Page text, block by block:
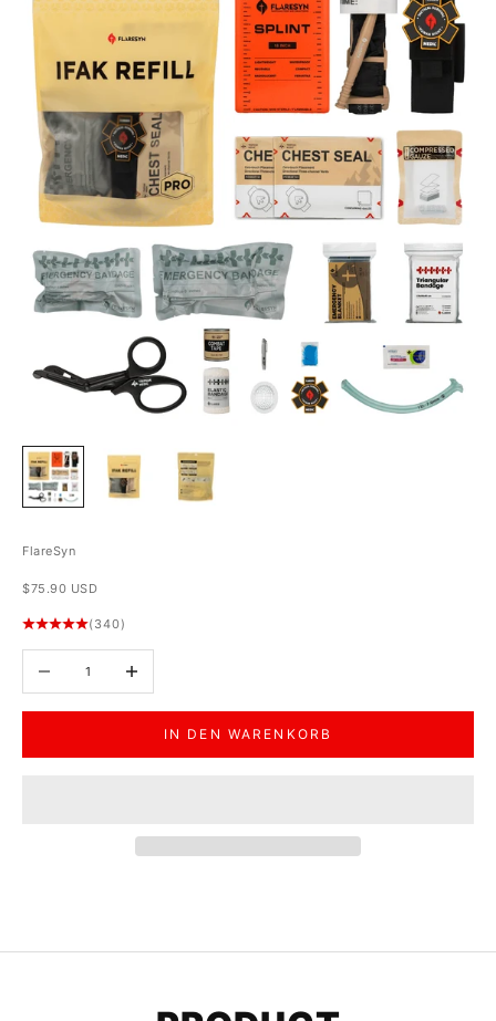
FlareSyn
Angebot
$75.90 USD
(340)
IN DEN WARENKORB